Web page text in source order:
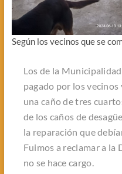
Según los vecinos que se
Los de la
pagado por los
una caño de tres
de los caños de
la reparación que
Fuimos a reclamar a la
no se hace cargo.